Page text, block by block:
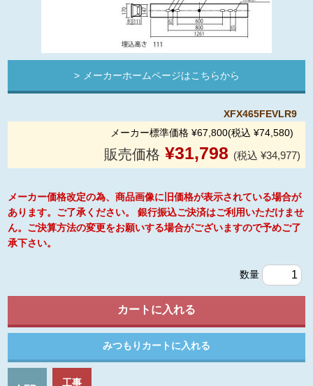
メーカーホームページはこちらから
XFX465FEVLR9
メーカー標準価格 ¥67,800(税込 ¥74,580)
販売価格 ¥31,798 (税込 ¥34,977)
メーカー価格改定の為、商品画像に旧価格が表示されている場合が
あります。ご了承ください。 銀行振込ご決済はご利用いただけませ
ん。ご決算方法の変更をお願いする場合がございますので予めご了
承下さい。
数量
工事